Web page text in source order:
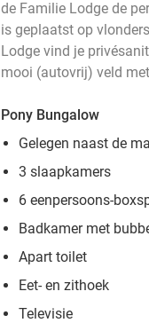
de Familie Lodge de
is geplaatst op
Lodge vind je
mooi (autovrij) veld
Pony Bungalow
Gelegen naast de
3 slaapkamers
6 eenpersoons-
Badkamer met
Apart toilet
Eet- en zithoek
Televisie